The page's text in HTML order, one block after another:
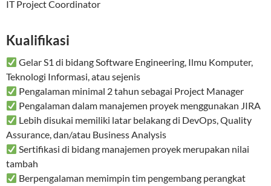
IT Project Coordinator
Kualifikasi
Gelar S1 di bidang Software Engineering, Ilmu Komputer,
Teknologi Informasi, atau sejenis
Pengalaman minimal 2 tahun sebagai Project Manager
Pengalaman dalam manajemen proyek menggunakan JIRA
Lebih disukai memiliki latar belakang di DevOps, Quality
Assurance, dan/atau Business Analysis
Sertifikasi di bidang manajemen proyek merupakan nilai
tambah
Berpengalaman memimpin tim pengembang perangkat